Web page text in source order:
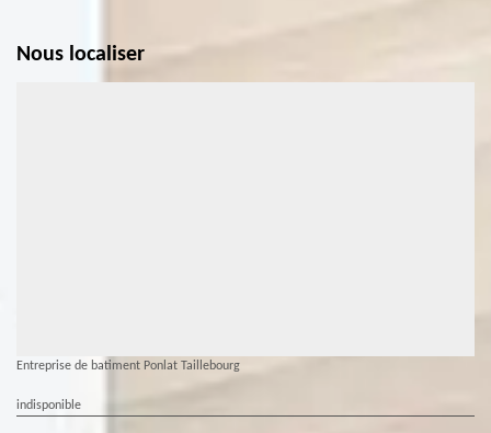
Nous localiser
Entreprise de batiment Ponlat Taillebourg
indisponible